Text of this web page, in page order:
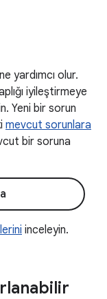
yardımcı olur.
iyileştirmeye
Yeni bir sorun
mevcut sorunlara
bir soruna
inceleyin.